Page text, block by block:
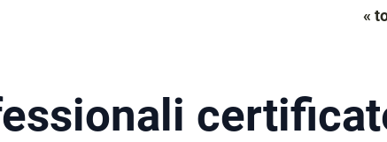
«